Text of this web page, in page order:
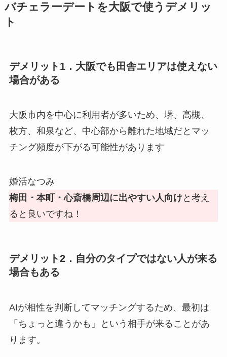
バチェラーデートを大阪で使うデメリッ
ト
デメリット1．大阪でも田舎エリアは使えない
場合がある
大阪市内を中心に利用者が多いため、堺、高槻、
枚方、和泉など、中心部から離れた地域だとマッ
チング頻度が下がる可能性があります
婚活なつみ
梅田・本町・心斎橋周辺に出やすい人向けと考え
ると良いですね！
デメリット2．自分のタイプではない人が来る
場合もある
AIが相性を判断してマッチングするため、最初は
「ちょっと違うかも」という相手が来ることがあ
ります。